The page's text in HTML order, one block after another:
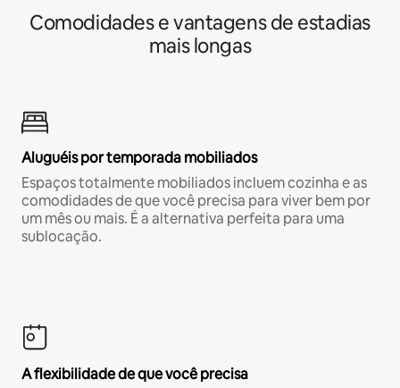
Comodidades e vantagens de estadias
mais longas
Aluguéis por temporada mobiliados
Espaços totalmente mobiliados incluem cozinha e as
comodidades de que você precisa para viver bem por
um mês ou mais. É a alternativa perfeita para uma
sublocação.
A flexibilidade de que você precisa